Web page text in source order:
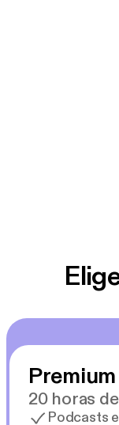
Premium
20 horas
Podcasts